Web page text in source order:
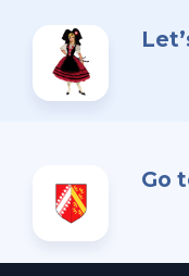
Go